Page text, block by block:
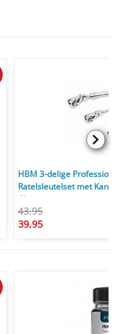
HBM 3-delige
Ratelsleutelset met
Chromevanadium
43,95
39,95